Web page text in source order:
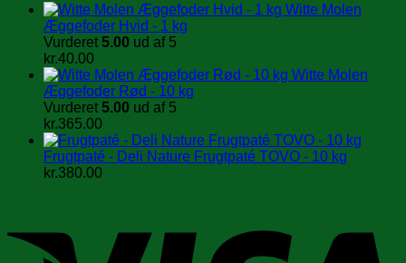
Witte Molen
Æggefoder Hvid - 1 kg
Vurderet 5.00 ud af 5
kr.40.00
Witte Molen
Æggefoder Rød - 10 kg
Vurderet 5.00 ud af 5
kr.365.00
Frugtpaté - Deli Nature Frugtpaté TOVO - 10 kg
kr.380.00